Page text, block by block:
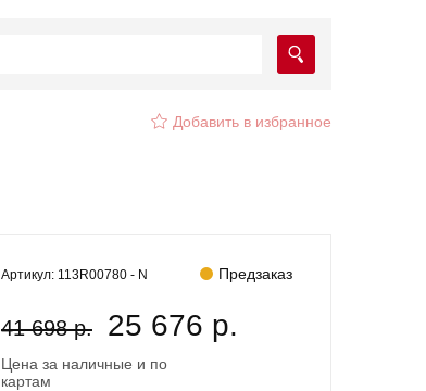
Добавить в избранное
Артикул: 113R00780 - N Предзаказ
41 698 р. 25 676 р.
Цена за наличные и по
картам